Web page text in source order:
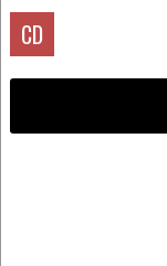
CD